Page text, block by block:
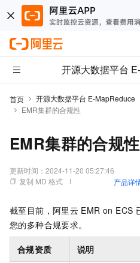
开源大数据平台
首页 开源大数据平台 E-MapReduce
EMR集群的合规性
EMR集群的合规性
更新时间： 2024-11-20 05:27:46
复制 MD 格式
产品详
截至目前，阿里云 EMR on ECS
您的多种合规要求。
合规资质 说明